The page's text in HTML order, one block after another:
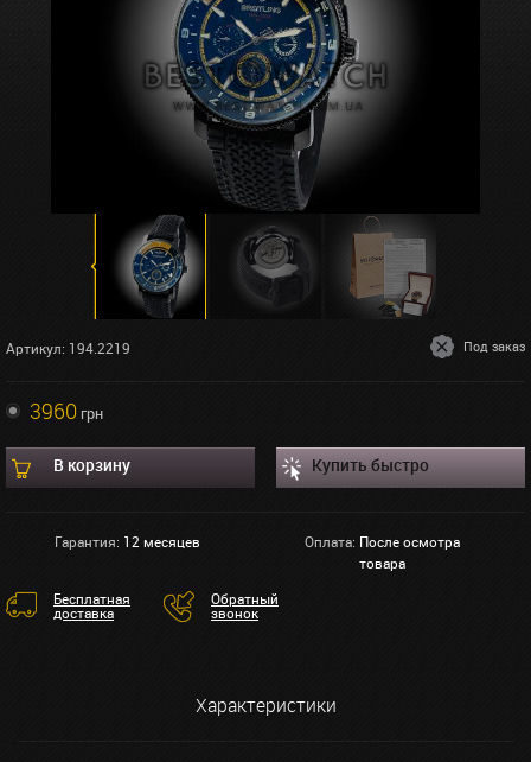
Артикул: 194.2219 Под заказ
3960грн
В корзину Купить быстро
Гарантия: 12 месяцев Оплата: После осмотра
товара
Бесплатная
доставка
Обратный
звонок
Характеристики